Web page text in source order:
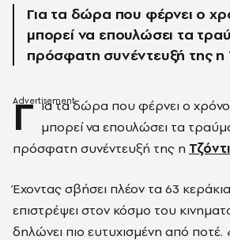
Για τα δώρα που φέρνει ο
μπορεί να επουλώσει τα
πρόσφατη συνέντευξή της η
Γ ια τα δώρα που φέρνει ο
μπορεί να επουλώσει τα
πρόσφατη συνέντευξή της η
Έχοντας σβήσει πλέον τα 63 κεράκια
επιστρέψει στον κόσμο του
δηλώνει πιο ευτυχισμένη από ποτέ.